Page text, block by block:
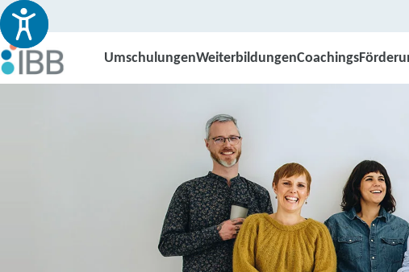
UmschulungenWeiterbildungenCoachings